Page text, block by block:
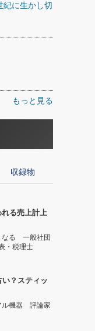
に生かし切
もっと見る
収録物
る売上計上
なる 一般社団
・税理士
？スティッ
ル機器 評論家